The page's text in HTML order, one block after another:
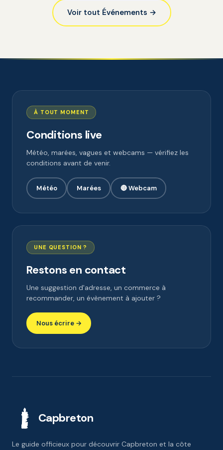
Voir tout Événements →
À TOUT MOMENT
Conditions live
Météo, marées, vagues et webcams — vérifiez les
conditions avant de venir.
Météo Marées 🔴 Webcam
UNE QUESTION ?
Restons en contact
Une suggestion d'adresse, un commerce à
recommander, un évènement à ajouter ?
Nous écrire →
Capbreton
Le guide officieux pour découvrir Capbreton et la côte